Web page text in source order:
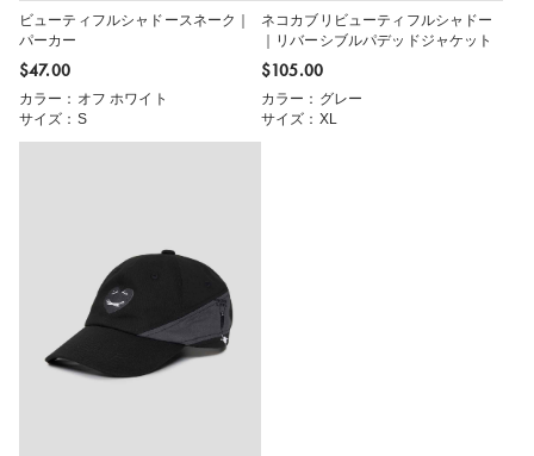
ビューティフルシャドースネーク｜
パーカー
$‌47.00
カラー：オフ ホワイト
サイズ：S
ネコカブリビューティフルシャドー
｜リバーシブルパデッドジャケット
$‌105.00
カラー：グレー
サイズ：XL